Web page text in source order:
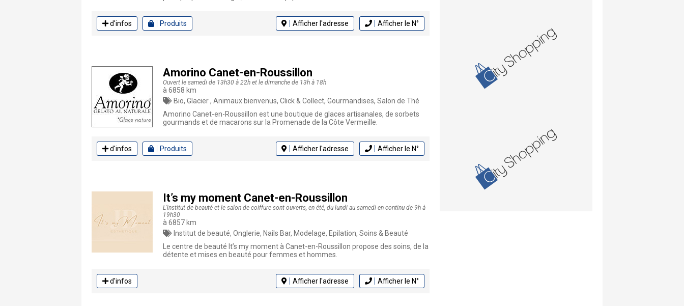
d'infos Produits Afficher l'adresse Afficher le N°
Amorino Canet-en-Roussillon
Ouvert le samedi de 13h30 à 22h et le dimanche de 13h à 18h
à 6858 km
Bio, Glacier , Animaux bienvenus, Click & Collect, Gourmandises, Salon de Thé
Amorino Canet-en-Roussillon est une boutique de glaces artisanales, de sorbets
gourmands et de macarons sur la Promenade de la Côte Vermeille.
d'infos Produits Afficher l'adresse Afficher le N°
It’s my moment Canet-en-Roussillon
L’institut de beauté et le salon de coiffure sont ouverts, en été, du lundi au samedi en continu de 9h à
19h30
à 6857 km
Institut de beauté, Onglerie, Nails Bar, Modelage, Epilation, Soins & Beauté
Le centre de beauté It’s my moment à Canet-en-Roussillon propose des soins, de la
détente et mises en beauté pour femmes et hommes.
d'infos Afficher l'adresse Afficher le N°